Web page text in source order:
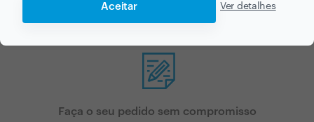
Aceitar Ver detalhes
Faça o seu pedido sem compromisso